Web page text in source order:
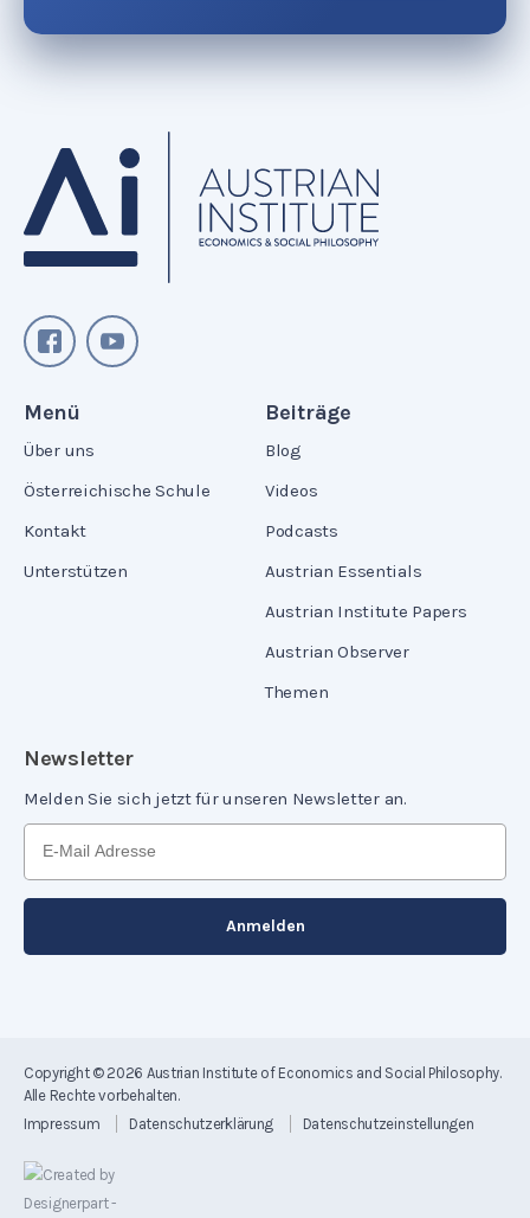
Menü
Über uns
Österreichische Schule
Kontakt
Unterstützen
Beiträge
Blog
Videos
Podcasts
Austrian Essentials
Austrian Institute Papers
Austrian Observer
Themen
Newsletter
Melden Sie sich jetzt für unseren Newsletter an.
Copyright © 2026 Austrian Institute of Economics and Social Philosophy.
Alle Rechte vorbehalten.
Impressum
Datenschutzerklärung Datenschutzeinstellungen